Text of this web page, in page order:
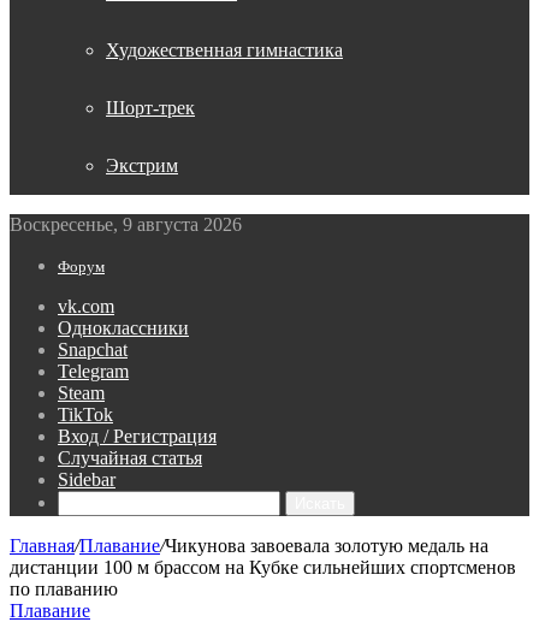
Художественная гимнастика
Шорт-трек
Экстрим
Воскресенье, 9 августа 2026
Форум
vk.com
Одноклассники
Snapchat
Telegram
Steam
TikTok
Вход / Регистрация
Случайная статья
Sidebar
Главная/Плавание/Чикунова завоевала золотую медаль на
дистанции 100 м брассом на Кубке сильнейших спортсменов
по плаванию
Плавание